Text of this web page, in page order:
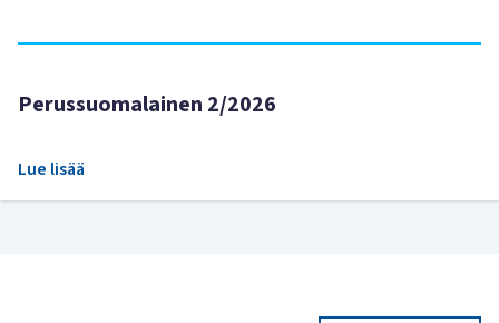
Perussuomalainen 2/2026
Lue lisää